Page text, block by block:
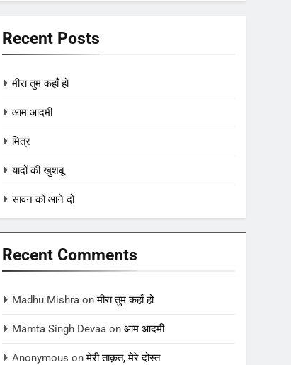
Recent Posts
मीरा तुम कहाँ हो
आम आदमी
मित्र
यादों की खुशबू
सावन को आने दो
Recent Comments
Madhu Mishra onमीरा तुम कहाँ हो
Mamta Singh Devaa onआम आदमी
Anonymous onमेरी ताक़त, मेरे दोस्त